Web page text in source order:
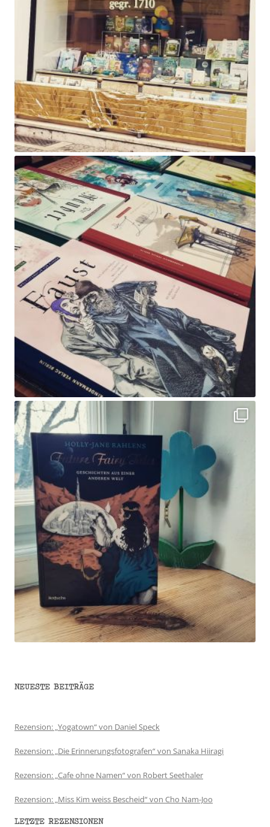
NEUESTE BEITRÄGE
Rezension: „Yogatown“ von Daniel Speck
Rezension: „Die Erinnerungsfotografen“ von Sanaka Hiiragi
Rezension: „Cafe ohne Namen“ von Robert Seethaler
Rezension: „Miss Kim weiss Bescheid“ von Cho Nam-Joo
LETZTE REZENSIONEN